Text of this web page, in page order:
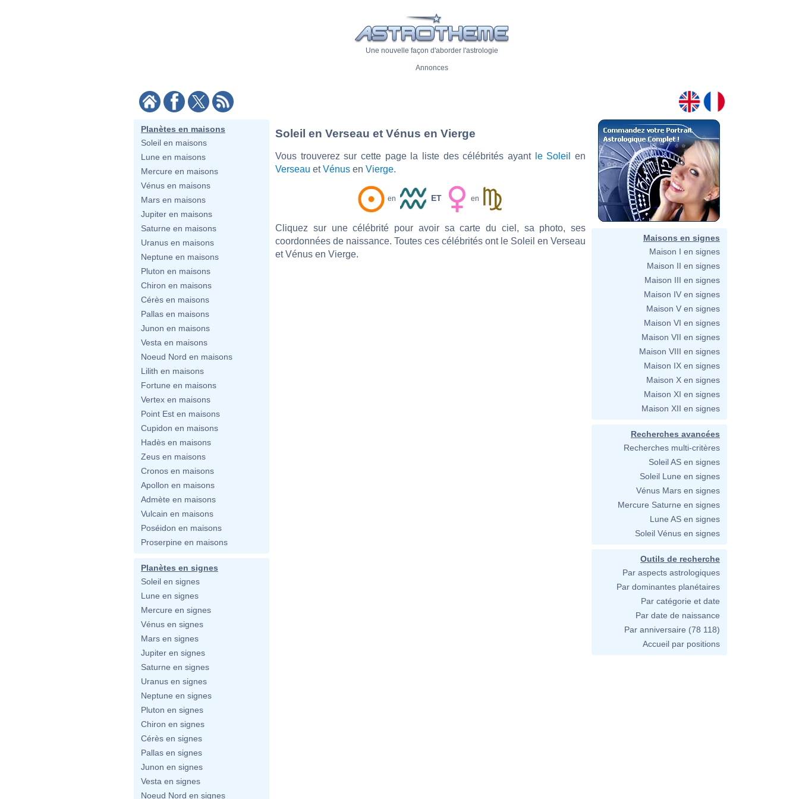
Une nouvelle façon d'aborder l'astrologie
Annonces
Planètes en maisons
Soleil en maisons
Lune en maisons
Mercure en maisons
Vénus en maisons
Mars en maisons
Jupiter en maisons
Saturne en maisons
Uranus en maisons
Neptune en maisons
Pluton en maisons
Chiron en maisons
Cérès en maisons
Pallas en maisons
Junon en maisons
Vesta en maisons
Noeud Nord en maisons
Lilith en maisons
Fortune en maisons
Vertex en maisons
Point Est en maisons
Cupidon en maisons
Hadès en maisons
Zeus en maisons
Cronos en maisons
Apollon en maisons
Admète en maisons
Vulcain en maisons
Poséidon en maisons
Proserpine en maisons
Planètes en signes
Soleil en signes
Lune en signes
Mercure en signes
Vénus en signes
Mars en signes
Jupiter en signes
Saturne en signes
Uranus en signes
Neptune en signes
Pluton en signes
Chiron en signes
Cérès en signes
Pallas en signes
Junon en signes
Vesta en signes
Noeud Nord en signes
Soleil en Verseau et Vénus en Vierge
Vous trouverez sur cette page la liste des célébrités ayant le Soleil
en
Verseau etVénus en Vierge.
en ET en
Cliquez sur une célébrité pour avoir sa carte du ciel, sa photo, ses
coordonnées de naissance. Toutes ces célébrités ont le Soleil en Verseau
et Vénus en Vierge.
Maisons en signes
Maison I en signes
Maison II en signes
Maison III en signes
Maison IV en signes
Maison V en signes
Maison VI en signes
Maison VII en signes
Maison VIII en signes
Maison IX en signes
Maison X en signes
Maison XI en signes
Maison XII en signes
Recherches avancées
Recherches multi-critères
Soleil AS en signes
Soleil Lune en signes
Vénus Mars en signes
Mercure Saturne en signes
Lune AS en signes
Soleil Vénus en signes
Outils de recherche
Par aspects astrologiques
Par dominantes planétaires
Par catégorie et date
Par date de naissance
Par anniversaire (78 118)
Accueil par positions